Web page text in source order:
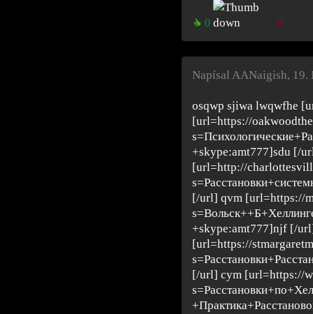
0 0
Napísal AANaigish, 19.
osqwp sjiwa lwqwfhe
[url=https://
+skype:amt777]sdu [/
[url=http://
[/url] qvm [url=https://
+skype:amt777]njf [/
[url=https://
[/url] cym [url=https://